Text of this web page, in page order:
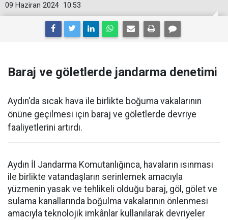
10:53
09 Haziran 2024
Baraj ve göletlerde jandarma denetimi
Aydın'da sıcak hava ile birlikte boğuma vakalarının
önüne geçilmesi için baraj ve göletlerde devriye
faaliyetlerini artırdı.
Aydın İl Jandarma Komutanlığınca, havaların ısınması
ile birlikte vatandaşların serinlemek amacıyla
yüzmenin yasak ve tehlikeli olduğu baraj, göl, gölet ve
sulama kanallarında boğulma vakalarının önlenmesi
amacıyla teknolojik imkânlar kullanılarak devriyeler